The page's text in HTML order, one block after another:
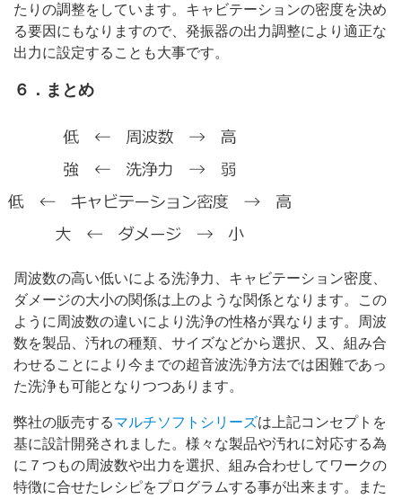
たりの調整をしています。キャビテーションの密度を決め
る要因にもなりますので、発振器の出力調整により適正な
出力に設定することも大事です。
６．まとめ
周波数の高い低いによる洗浄力、キャビテーション密度、
ダメージの大小の関係は上のような関係となります。この
ように周波数の違いにより洗浄の性格が異なります。周波
数を製品、汚れの種類、サイズなどから選択、又、組み合
わせることにより今までの超音波洗浄方法では困難であっ
た洗浄も可能となりつつあります。
弊社の販売するマルチソフトシリーズは上記コンセプトを
基に設計開発されました。様々な製品や汚れに対応する為
に７つもの周波数や出力を選択、組み合わせしてワークの
特徴に合せたレシピをプログラムする事が出来ます。また